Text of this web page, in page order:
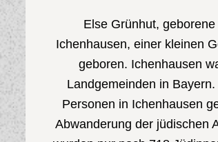
Else Grünhut,
Ichenhausen, einer kleinen
geboren. Ichenhausen
Landgemeinden in
Personen in Ichenhausen
Abwanderung der jüdischen